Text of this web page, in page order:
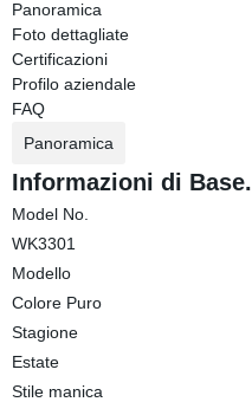
Panoramica
Foto dettagliate
Certificazioni
Profilo aziendale
FAQ
Panoramica
Informazioni di Base.
Model No.
WK3301
Modello
Colore Puro
Stagione
Estate
Stile manica